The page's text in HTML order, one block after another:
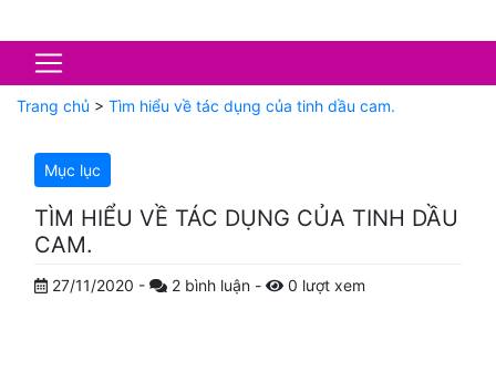
Trang chủ > Tìm hiểu về tác dụng của tinh dầu cam.
Mục lục
TÌM HIỂU VỀ TÁC DỤNG CỦA TINH DẦU
CAM.
27/11/2020 - 2 bình luận - 0 lượt xem